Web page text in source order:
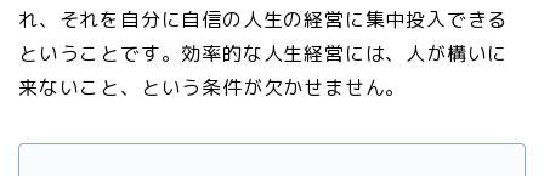
れ、それを自分に自信の人生の経営に集中投入できる
ということです。効率的な人生経営には、人が構いに
来ないこと、という条件が欠かせません。